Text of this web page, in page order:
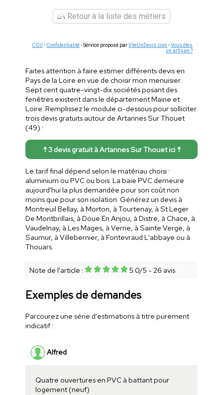
Retour à la liste des métiers
CGU - Confidentialité- Service proposé parViteUnDevis.com -Vous êtes
un artisan ?
Faites attention à faire estimer différents devis en
Pays de la Loire en vue de choisir mon menuisier.
Sept cent quatre-vingt-dix sociétés posant des
fenêtres existent dans le département Maine et
Loire. Remplissez le module ci-dessous pour solliciter
trois devis gratuits autour de Artannes Sur Thouet
(49) :
↑ 3 devis gratuit à Artannes Sur Thouet ici ↑
Le tarif final dépend selon le matériau choisi :
aluminium ou PVC ou bois. La baie PVC demeure
aujourd'hui la plus demandée pour son coût non
moins que pour son isolation. Générez un devis à
Montreuil Bellay, à Morton, à Tourtenay, à St Leger
De Montbrillais, à Doue En Anjou, à Distre, à Chace, à
Vaudelnay, à Les Mages, à Verrie, à Sainte Verge, à
Saumur, à Villebernier, à Fontevraud L'abbaye ou à
Thouars.
Note de l'article : 5.0/5 - 26 avis
Exemples de demandes
Parcourez une série d'estimations à titre purement
indicatif :
Alfred
Quatre ouvertures en PVC à battant pour
logement (neuf)